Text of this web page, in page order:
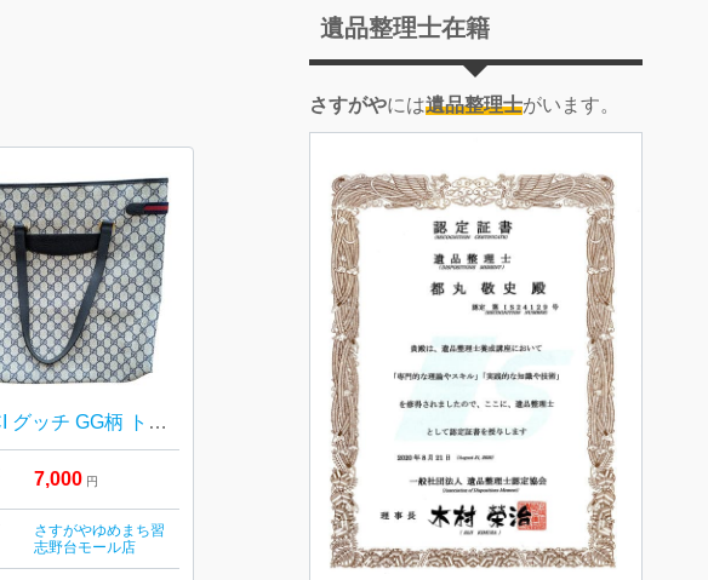
GUCCI グッチ GG柄 トートバッグ
7,000 円
さすがやゆめまち習
志野台モール店
遺品整理士在籍
さすがやには遺品整理士がいます。